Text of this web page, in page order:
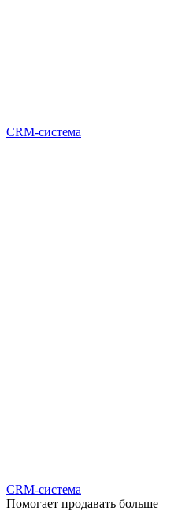
CRM-система
CRM-система
Помогает продавать больше